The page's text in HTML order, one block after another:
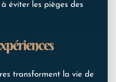
éviter les pièges des
transforment la vie de